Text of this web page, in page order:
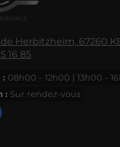
Herbitzheim, 67260
16 85
: 08h00 - 12h00 | 13h00 -
: Sur rendez-vous